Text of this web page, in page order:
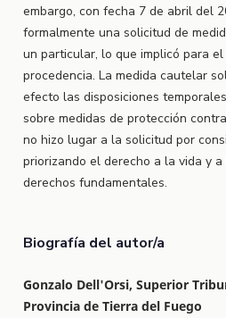
embargo, con fecha 7 de abril del
formalmente una solicitud de
un particular, lo que implicó para
procedencia. La medida cautelar
efecto las disposiciones
sobre medidas de protección
no hizo lugar a la solicitud por
priorizando el derecho a la vida y
derechos fundamentales.
Biografía del autor/a
Gonzalo Dell'Orsi, Superior
Provincia de Tierra del Fuego